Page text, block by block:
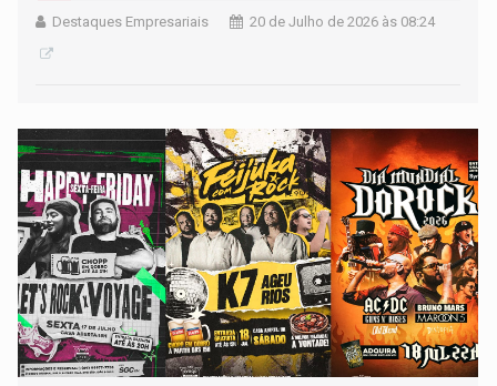
Destaques Empresariais 20 de Julho de 2026 às 08:24